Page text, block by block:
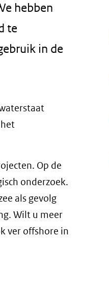
hebben
te
in de
Op de
onderzoek.
als gevolg
Wilt u meer
ver offshore in